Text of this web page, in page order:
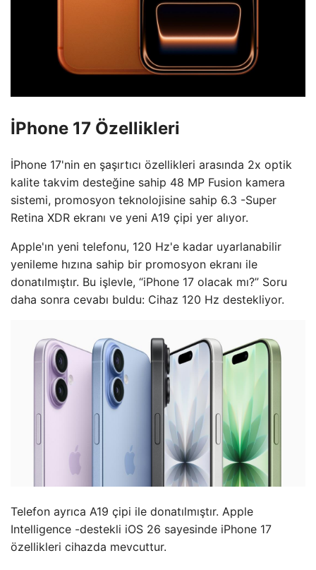
İPhone 17 Özellikleri
İPhone 17'nin en şaşırtıcı özellikleri arasında 2x optik
kalite takvim desteğine sahip 48 MP Fusion kamera
sistemi, promosyon teknolojisine sahip 6.3 -Super
Retina XDR ekranı ve yeni A19 çipi yer alıyor.
Apple'ın yeni telefonu, 120 Hz'e kadar uyarlanabilir
yenileme hızına sahip bir promosyon ekranı ile
donatılmıştır. Bu işlevle, “iPhone 17 olacak mı?” Soru
daha sonra cevabı buldu: Cihaz 120 Hz destekliyor.
Telefon ayrıca A19 çipi ile donatılmıştır. Apple
Intelligence -destekli iOS 26 sayesinde iPhone 17
özellikleri cihazda mevcuttur.